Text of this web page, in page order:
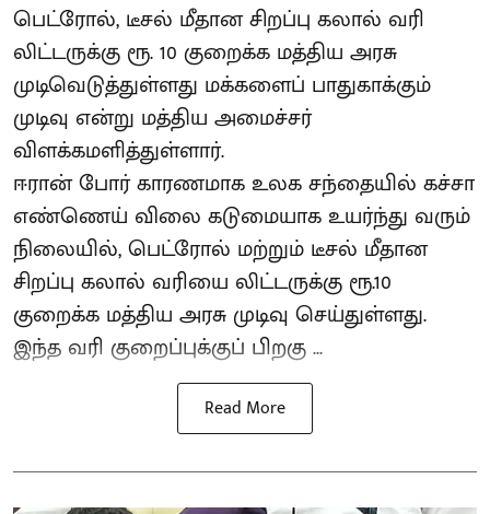
பெட்ரோல், டீசல் மீதான சிறப்பு கலால் வரி
லிட்டருக்கு ரூ. 10 குறைக்க மத்திய அரசு
முடிவெடுத்துள்ளது மக்களைப் பாதுகாக்கும்
முடிவு என்று மத்திய அமைச்சர்
விளக்கமளித்துள்ளார்.
ஈரான் போர் காரணமாக உலக சந்தையில் கச்சா
எண்ணெய் விலை கடுமையாக உயர்ந்து வரும்
நிலையில், பெட்ரோல் மற்றும் டீசல் மீதான
சிறப்பு கலால் வரியை லிட்டருக்கு ரூ.10
குறைக்க மத்திய அரசு முடிவு செய்துள்ளது.
இந்த வரி குறைப்புக்குப் பிறகு ...
Read More